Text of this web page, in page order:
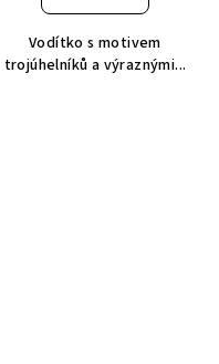
Vodítko s motivem
trojúhelníků a výraznými...